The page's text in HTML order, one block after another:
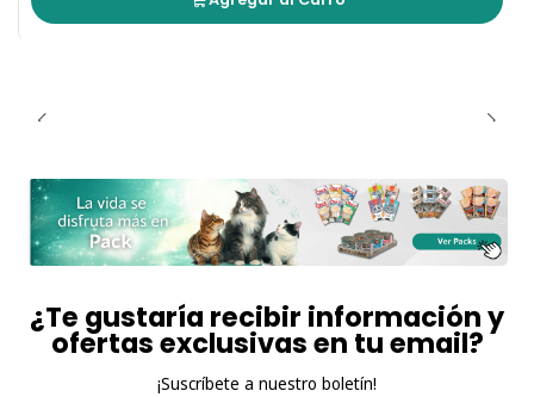
¿Te gustaría recibir información y
ofertas exclusivas en tu email?
¡Suscríbete a nuestro boletín!